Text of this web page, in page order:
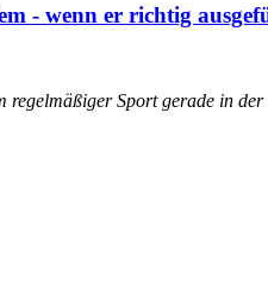
- wenn er richtig
regelmäßiger Sport gerade in